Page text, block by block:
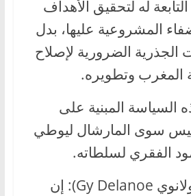
التابعة له لتحقيق الأهداف
المشروعية عليها، بدل
الجذرية الضرورية لإصلاح
المغرب وتطويره.
المبنية على
ليس سوى المارشال ليوطي
الفقري لسلطاته.
وكتب عنه كي دولانوي Gy Delanoe): إن